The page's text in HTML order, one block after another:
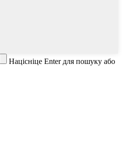
Націсніце Enter для пошуку або